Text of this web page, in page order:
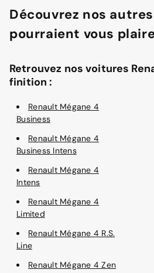
Découvrez nos
pourraient vous
Retrouvez nos voitures
finition :
Renault Mégane 4
Business
Renault Mégane 4
Business Intens
Renault Mégane 4
Intens
Renault Mégane 4
Limited
Renault Mégane 4 R.S.
Line
Renault Mégane 4 Zen